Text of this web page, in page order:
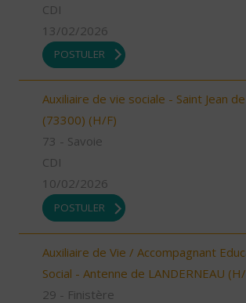
CDI
13/02/2026
POSTULER
Auxiliaire de vie sociale - Saint Jean
(73300) (H/F)
73 - Savoie
CDI
10/02/2026
POSTULER
Auxiliaire de Vie / Accompagnant
Social - Antenne de LANDERNEAU
29 - Finistère